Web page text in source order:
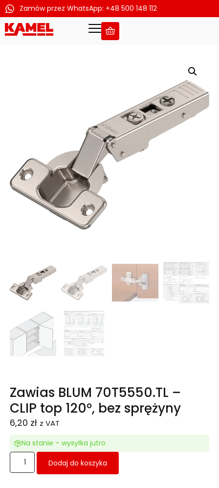
Przejdź
Zamów przez WhatsApp: +48 500 148 112
Zawias BLUM 70T5550.TL –
CLIP top 120°, bez sprężyny
6,20 zł z VAT
Na stanie – wysyłka jutro
Dodaj do koszyka